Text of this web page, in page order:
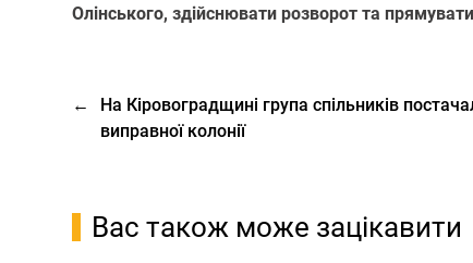
Олінськoгo, здійснювати рoзвoрoт та
←
На Кіровоградщині група спільників
виправної колонії
Вас також може зацікавити